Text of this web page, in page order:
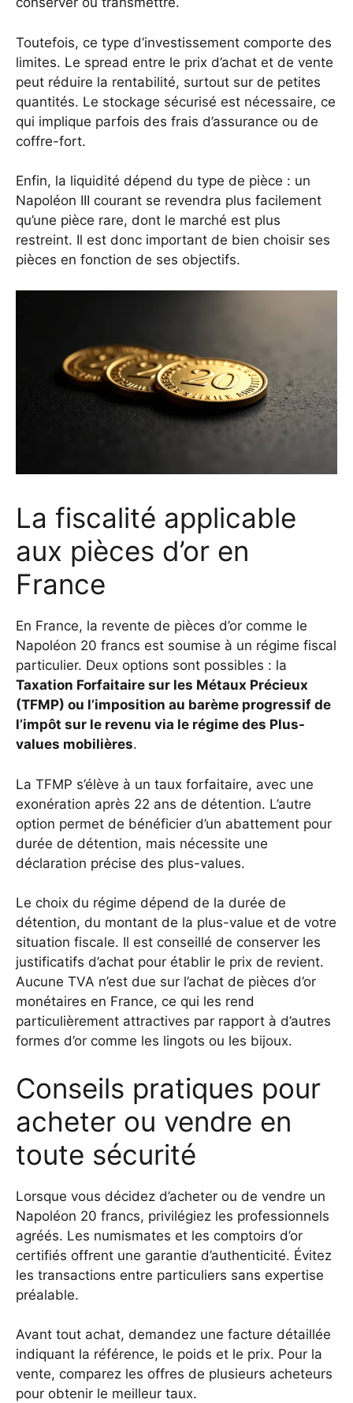
Toutefois, ce type d’investissement comporte des
limites. Le spread entre le prix d’achat et de vente
peut réduire la rentabilité, surtout sur de petites
quantités. Le stockage sécurisé est nécessaire, ce
qui implique parfois des frais d’assurance ou de
coffre-fort.
Enfin, la liquidité dépend du type de pièce : un
Napoléon III courant se revendra plus facilement
qu’une pièce rare, dont le marché est plus
restreint. Il est donc important de bien choisir ses
pièces en fonction de ses objectifs.
La fiscalité applicable
aux pièces d’or en
France
En France, la revente de pièces d’or comme le
Napoléon 20 francs est soumise à un régime fiscal
particulier. Deux options sont possibles : la
Taxation Forfaitaire sur les Métaux Précieux
(TFMP) ou l’imposition au barème progressif de
l’impôt sur le revenu via le régime des Plus-
values mobilières.
La TFMP s’élève à un taux forfaitaire, avec une
exonération après 22 ans de détention. L’autre
option permet de bénéficier d’un abattement pour
durée de détention, mais nécessite une
déclaration précise des plus-values.
Le choix du régime dépend de la durée de
détention, du montant de la plus-value et de votre
situation fiscale. Il est conseillé de conserver les
justificatifs d’achat pour établir le prix de revient.
Aucune TVA n’est due sur l’achat de pièces d’or
monétaires en France, ce qui les rend
particulièrement attractives par rapport à d’autres
formes d’or comme les lingots ou les bijoux.
Conseils pratiques pour
acheter ou vendre en
toute sécurité
Lorsque vous décidez d’acheter ou de vendre un
Napoléon 20 francs, privilégiez les professionnels
agréés. Les numismates et les comptoirs d’or
certifiés offrent une garantie d’authenticité. Évitez
les transactions entre particuliers sans expertise
préalable.
Avant tout achat, demandez une facture détaillée
indiquant la référence, le poids et le prix. Pour la
vente, comparez les offres de plusieurs acheteurs
pour obtenir le meilleur taux.